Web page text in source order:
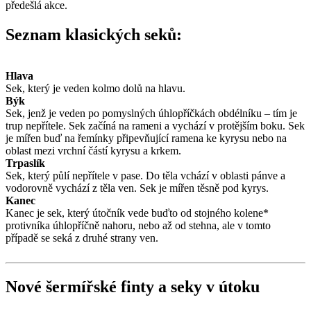
předešlá akce.
Seznam klasických seků:
Hlava
Sek, který je veden kolmo dolů na hlavu.
Býk
Sek, jenž je veden po pomyslných úhlopříčkách obdélníku – tím je
trup nepřítele. Sek začíná na rameni a vychází v protějším boku. Sek
je mířen buď na řemínky připevňující ramena ke kyrysu nebo na
oblast mezi vrchní částí kyrysu a krkem.
Trpaslík
Sek, který půlí nepřítele v pase. Do těla vchází v oblasti pánve a
vodorovně vychází z těla ven. Sek je mířen těsně pod kyrys.
Kanec
Kanec je sek, který útočník vede buďto od stojného kolene*
protivníka úhlopříčně nahoru, nebo až od stehna, ale v tomto
případě se seká z druhé strany ven.
Nové šermířské finty a seky v útoku